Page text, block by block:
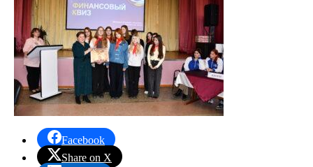
Facebook
Share on X